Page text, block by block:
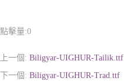
點擊量:0
上一個: Biligyar-UIGHUR-Tailik.ttf
下一個: Biligyar-UIGHUR-Trad.ttf